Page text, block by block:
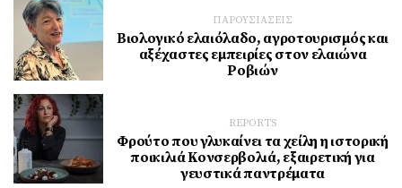
ΠΑΡΟΥΣΙΑΣΕΙΣ
Βιολογικό ελαιόλαδο, αγροτουρισμός και
αξέχαστες εμπειρίες στον ελαιώνα
Ροβιών
REPORTS
Φρούτο που γλυκαίνει τα χείλη η ιστορική
ποικιλιά Κονσερβολιά, εξαιρετική για
γευστικά παντρέματα